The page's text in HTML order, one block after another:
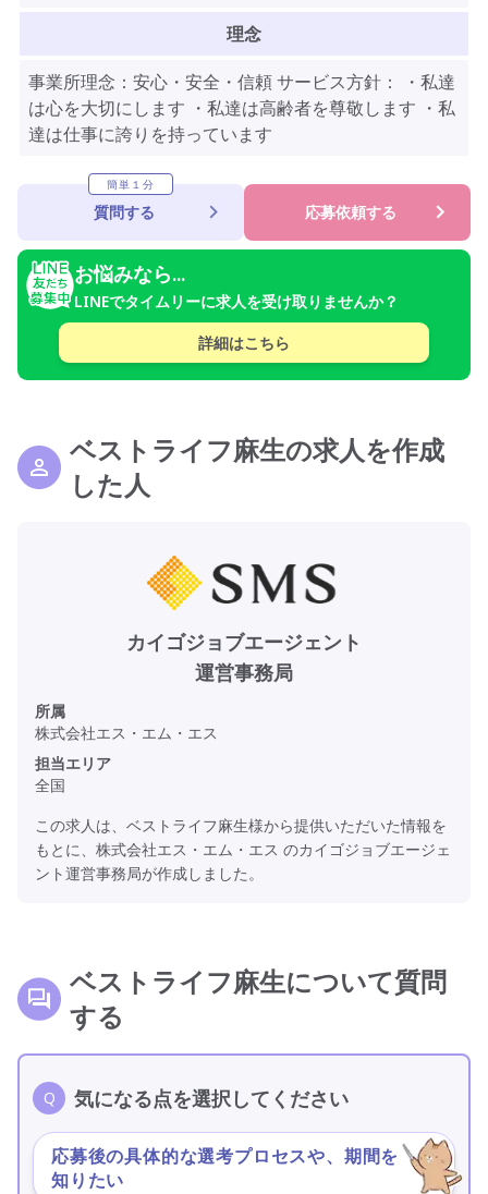
理念
事業所理念：安心・安全・信頼 サービス方針： ・私達
は心を大切にします ・私達は高齢者を尊敬します ・私
達は仕事に誇りを持っています
簡単１分
質問する 応募依頼する
お悩みなら...
LINEでタイムリーに求人を受け取りませんか？
詳細はこちら
ベストライフ麻生の求人を作成
した人
カイゴジョブエージェント
運営事務局
所属
株式会社エス・エム・エス
担当エリア
全国
この求人は、ベストライフ麻生様から提供いただいた情報を
もとに、株式会社エス・エム・エス のカイゴジョブエージェ
ント運営事務局が作成しました。
ベストライフ麻生について質問
する
気になる点を選択してください
応募後の具体的な選考プロセスや、期間を
知りたい
＞